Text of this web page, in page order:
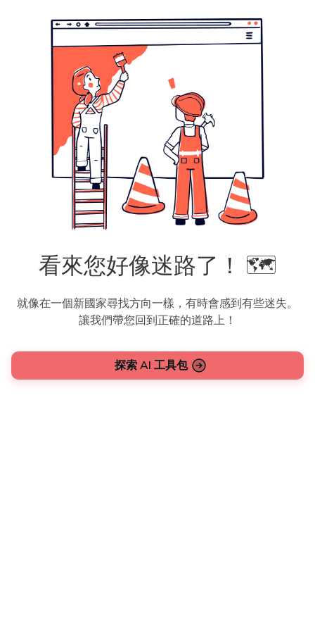
看來您好像迷路了！ 🗺️
就像在一個新國家尋找方向一樣，有時會感到有些迷失。
讓我們帶您回到正確的道路上！
探索 AI 工具包